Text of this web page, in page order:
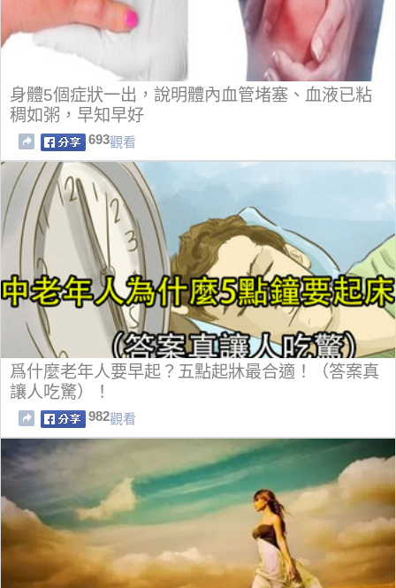
身體5個症狀一出，說明體內血管堵塞、血液已粘
稠如粥，早知早好
693觀看
爲什麼老年人要早起？五點起牀最合適！（答案真
讓人吃驚）！
982觀看